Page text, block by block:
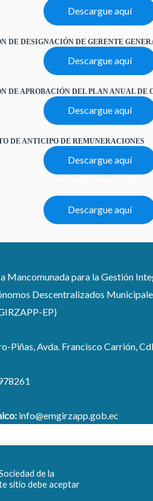
Descargue aquí
DE DESIGNACIÓN DE GERENTE
Descargue aquí
DE APROBACIÓN DEL PLAN ANUAL DE
Descargue aquí
DE ANTICIPO DE REMUNERACIONES
Descargue aquí
Descargue aquí
Mancomunada para la Gestión
Descentralizados
EP)
Piñas, Avda. Francisco Carrión,
info@emgirzapp.gob.ec
de la
sitio debe aceptar